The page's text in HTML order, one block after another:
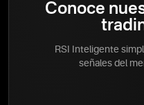
Conoce
RSI Inteligente
señales del